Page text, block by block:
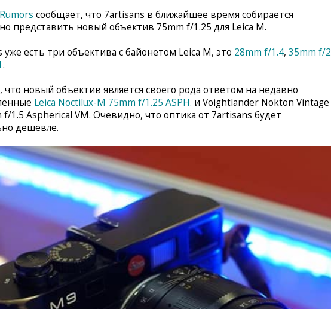
сообщает, что 7artisans в ближайшее время собирается
представить новый объектив 75mm f/1.25 для Leica M.
уже есть три объектива с байонетом Leica M, это 28mm f/1.4, 35mm f/2
.
новый объектив является своего рода ответом на недавно
Leica Noctilux-M 75mm f/1.25 ASPH. и Voightlander Nokton Vintage
f/1.5 Aspherical VM. Очевидно, что оптика от 7artisans будет
дешевле.